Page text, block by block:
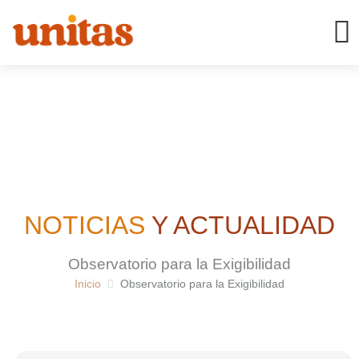
contenido
NOTICIAS Y ACTUALIDAD
Observatorio para la Exigibilidad
Inicio Observatorio para la Exigibilidad